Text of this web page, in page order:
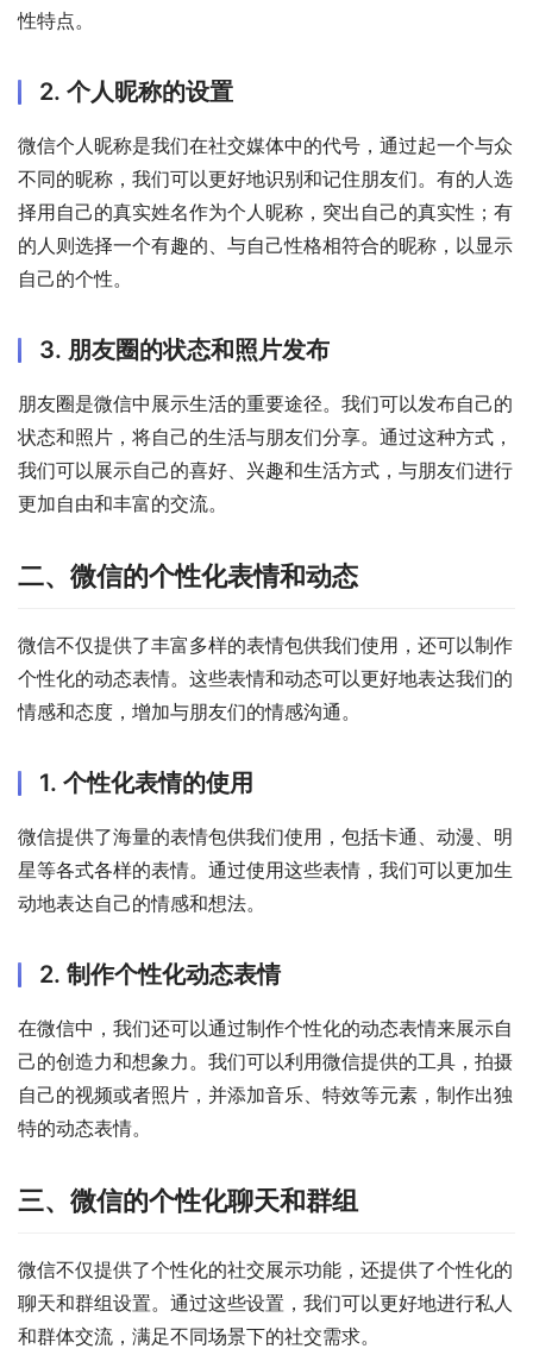
性特点。
2. 个人昵称的设置
微信个人昵称是我们在社交媒体中的代号，通过起一个与众
不同的昵称，我们可以更好地识别和记住朋友们。有的人选
择用自己的真实姓名作为个人昵称，突出自己的真实性；有
的人则选择一个有趣的、与自己性格相符合的昵称，以显示
自己的个性。
3. 朋友圈的状态和照片发布
朋友圈是微信中展示生活的重要途径。我们可以发布自己的
状态和照片，将自己的生活与朋友们分享。通过这种方式，
我们可以展示自己的喜好、兴趣和生活方式，与朋友们进行
更加自由和丰富的交流。
二、微信的个性化表情和动态
微信不仅提供了丰富多样的表情包供我们使用，还可以制作
个性化的动态表情。这些表情和动态可以更好地表达我们的
情感和态度，增加与朋友们的情感沟通。
1. 个性化表情的使用
微信提供了海量的表情包供我们使用，包括卡通、动漫、明
星等各式各样的表情。通过使用这些表情，我们可以更加生
动地表达自己的情感和想法。
2. 制作个性化动态表情
在微信中，我们还可以通过制作个性化的动态表情来展示自
己的创造力和想象力。我们可以利用微信提供的工具，拍摄
自己的视频或者照片，并添加音乐、特效等元素，制作出独
特的动态表情。
三、微信的个性化聊天和群组
微信不仅提供了个性化的社交展示功能，还提供了个性化的
聊天和群组设置。通过这些设置，我们可以更好地进行私人
和群体交流，满足不同场景下的社交需求。